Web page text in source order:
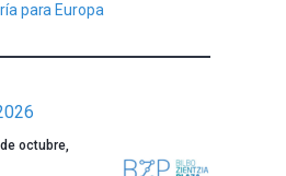
para Europa
octubre,